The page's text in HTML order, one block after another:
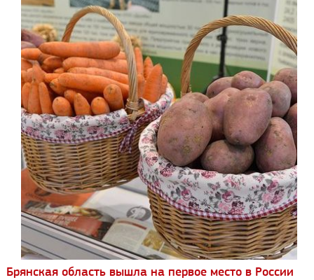
Брянская область вышла на первое место в России